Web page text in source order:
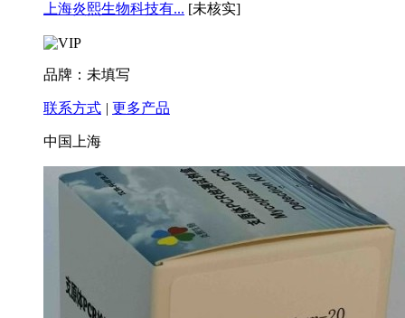
上海炎熙生物科技有... [未核实]
品牌：未填写
联系方式 | 更多产品
中国上海